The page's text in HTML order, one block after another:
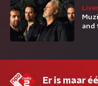
and
Er is maar